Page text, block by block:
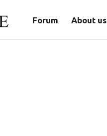
Forum About us